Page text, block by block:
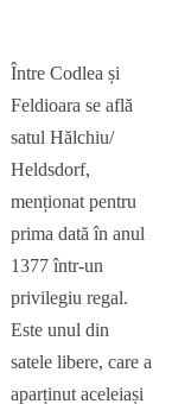
Între Codlea și
Feldioara se află
satul Hălchiu/
Heldsdorf,
menționat pentru
prima dată în anul
1377 într-un
privilegiu regal.
Este unul din
satele libere, care a
aparținut aceleiași